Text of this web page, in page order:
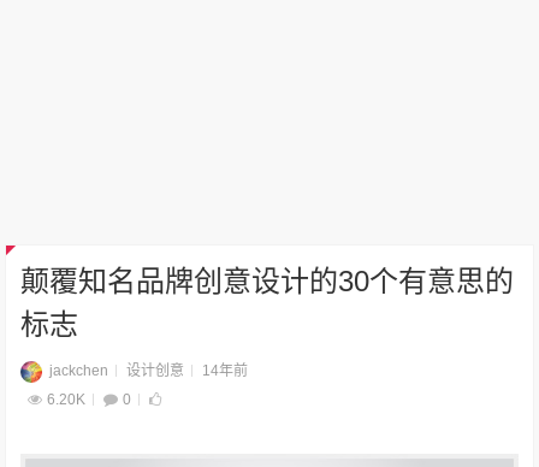
颠覆知名品牌创意设计的30个有意思的
标志
jackchen 设计创意
14年前
6.20K
0